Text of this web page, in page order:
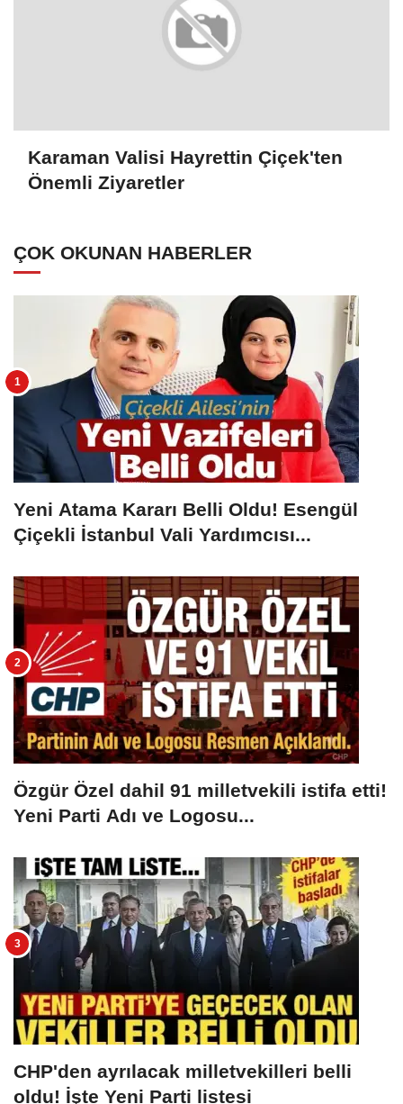
Karaman Valisi Hayrettin Çiçek'ten
Önemli Ziyaretler
ÇOK OKUNAN HABERLER
Yeni Atama Kararı Belli Oldu! Esengül
Çiçekli İstanbul Vali Yardımcısı...
Özgür Özel dahil 91 milletvekili istifa etti!
Yeni Parti Adı ve Logosu...
CHP'den ayrılacak milletvekilleri belli
oldu! İşte Yeni Parti listesi